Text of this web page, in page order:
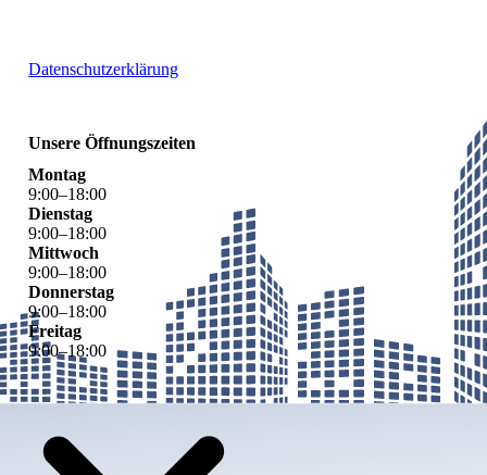
Datenschutzerklärung
Unsere Öffnungszeiten
Montag
9:00–18:00
Dienstag
9:00–18:00
Mittwoch
9:00–18:00
Donnerstag
9:00–18:00
Freitag
9:00–18:00